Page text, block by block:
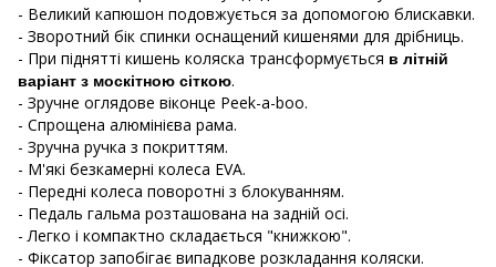
- Великий капюшон подовжується за допомогою блискавки.
- Зворотний бік спинки оснащений кишенями для дрібниць.
- При піднятті кишень коляска трансформується в літній
варіант з москітною сіткою.
- Зручне оглядове віконце Peek-a-boo.
- Спрощена алюмінієва рама.
- Зручна ручка з покриттям.
- М'які безкамерні колеса EVA.
- Передні колеса поворотні з блокуванням.
- Педаль гальма розташована на задній осі.
- Легко і компактно складається "книжкою".
- Фіксатор запобігає випадкове розкладання коляски.